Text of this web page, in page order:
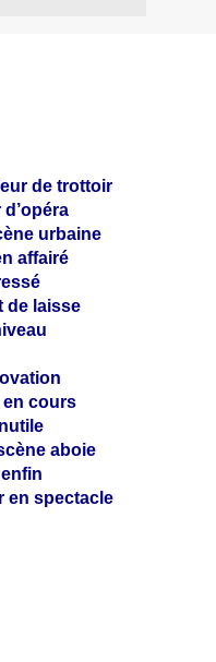
de trottoir
urbaine
affairé
de laisse
en cours
aboie
en spectacle